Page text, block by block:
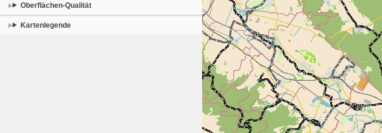
Oberflächen-Qualität
Kartenlegende